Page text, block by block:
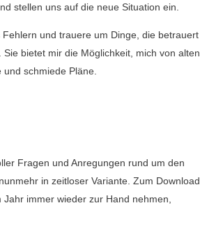
stellen uns auf die neue Situation ein.
und trauere um Dinge, die betrauert
Sie bietet mir die Möglichkeit, mich von alten
schmiede Pläne.
Fragen und Anregungen rund um den
in zeitloser Variante. Zum Download,
immer wieder zur Hand nehmen,